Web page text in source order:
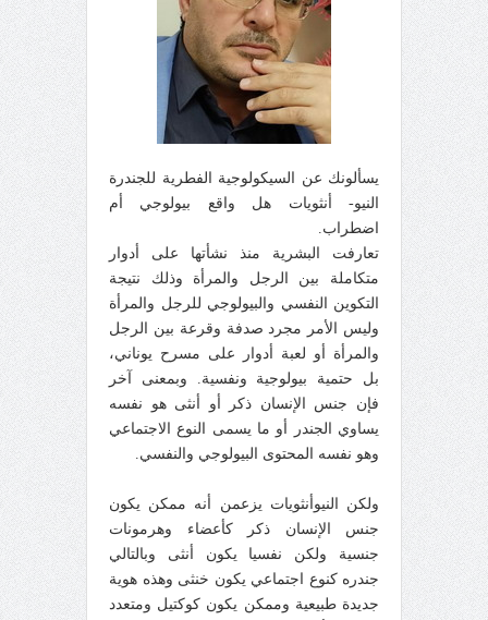
يسألونك عن السيكولوجية الفطرية للجندرة
النيو- أنثويات هل واقع بيولوجي أم
اضطراب.
تعارفت البشرية منذ نشأتها على أدوار
متكاملة بين الرجل والمرأة وذلك نتيجة
التكوين النفسي والبيولوجي للرجل والمرأة
وليس الأمر مجرد صدفة وقرعة بين الرجل
والمرأة أو لعبة أدوار على مسرح يوناني،
بل حتمية بيولوجية ونفسية. وبمعنى آخر
فإن جنس الإنسان ذكر أو أنثى هو نفسه
يساوي الجندر أو ما يسمى النوع الاجتماعي
وهو نفسه المحتوى البيولوجي والنفسي.
ولكن النيوأنثويات يزعمن أنه ممكن يكون
جنس الإنسان ذكر كأعضاء وهرمونات
جنسية ولكن نفسيا يكون أنثى وبالتالي
جندره كنوع اجتماعي يكون خنثى وهذه هوية
جديدة طبيعية وممكن يكون كوكتيل ومتعدد